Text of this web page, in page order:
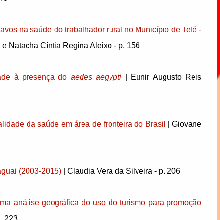
na saúde do trabalhador rural no Município de Tefé -
Natacha Cíntia Regina Aleixo - p. 156
à presença do aedes aegypti | Eunir Augusto Reis
da saúde em área de fronteira do Brasil | Giovane
(2003-2015) | Claudia Vera da Silveira - p. 206
análise geográfica do uso do turismo para promoção